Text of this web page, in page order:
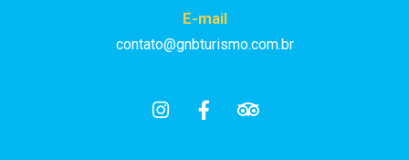
E-mail
contato@gnbturismo.com.br